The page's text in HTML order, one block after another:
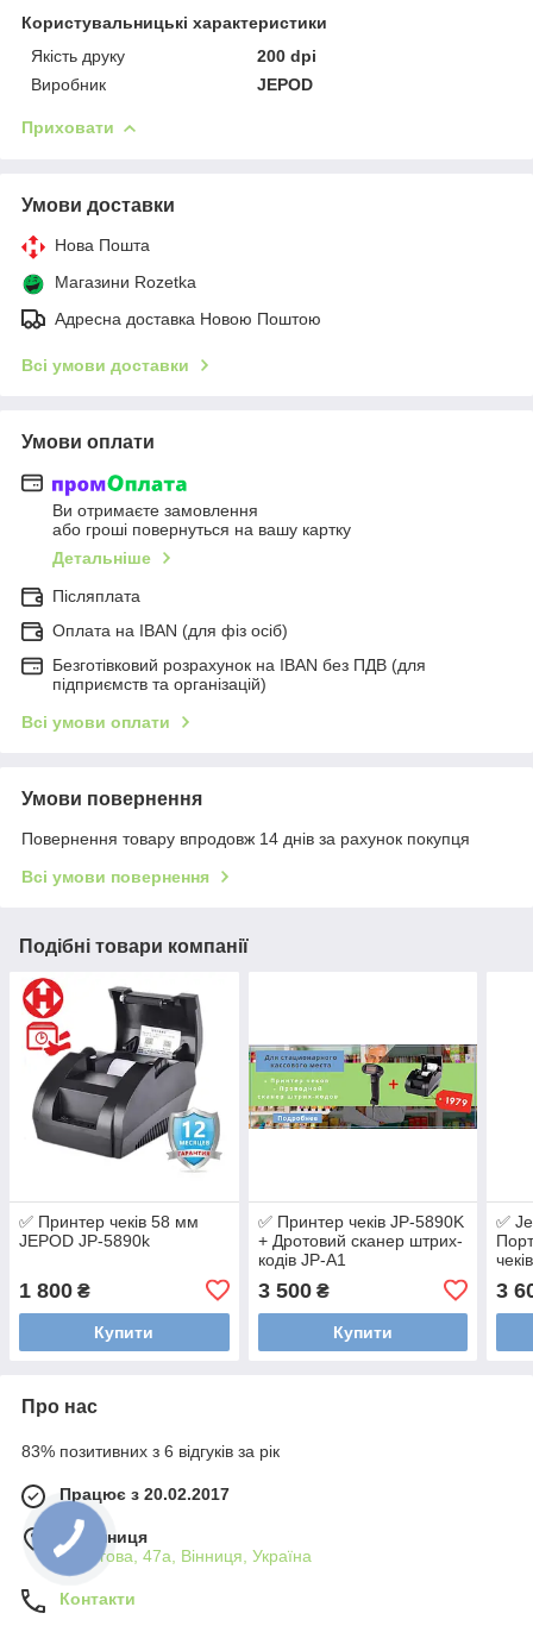
Користувальницькі характеристики
Якість друку
200 dpi
Виробник
JEPOD
Приховати
Умови доставки
Нова Пошта
Магазини Rozetka
Адресна доставка Новою Поштою
Всі умови доставки
Умови оплати
Ви отримаєте замовлення
або гроші повернуться на вашу картку
Детальніше
Післяплата
Оплата на IBAN (для фіз осіб)
Безготівковий розрахунок на IBAN без ПДВ (для
підприємств та організацій)
Всі умови оплати
Умови повернення
Повернення товару впродовж 14 днів за рахунок покупця
Всі умови повернення
Подібні товари компанії
✅ Принтер чеків 58 мм
JEPOD JP-5890k
1 800 ₴
Купити
✅ Принтер чеків JP-5890K
+ Дротовий сканер штрих-
кодів JP-A1
3 500₴
Купити
✅
3
Про нас
83% позитивних з 6 відгуків за рік
Працює з 20.02.2017
м. Вінниця
Пирогова, 47а, Вінниця, Україна
Контакти